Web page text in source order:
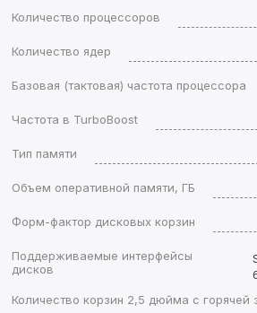
Количество процессоров
Количество ядер
Базовая (тактовая) частота процессора
Частота в TurboBoost
Тип памяти
Объем оперативной памяти, ГБ
Форм-фактор дисковых корзин
Поддерживаемые интерфейсы
дисков
Количество корзин 2,5 дюйма с горячей